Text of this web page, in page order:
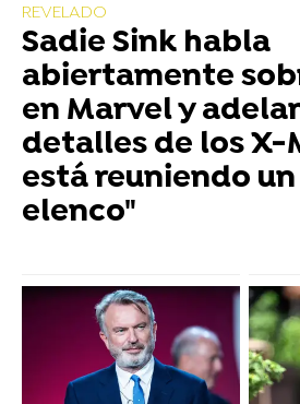
REVELADO
Sadie Sink habla
abiertamente
en Marvel y
detalles de los X-
está reuniendo
elenco"